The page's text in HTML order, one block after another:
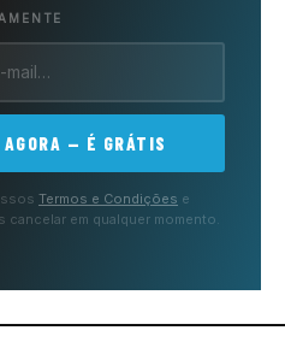
— É GRÁTIS
Termos e Condições e
cancelar em qualquer momento.